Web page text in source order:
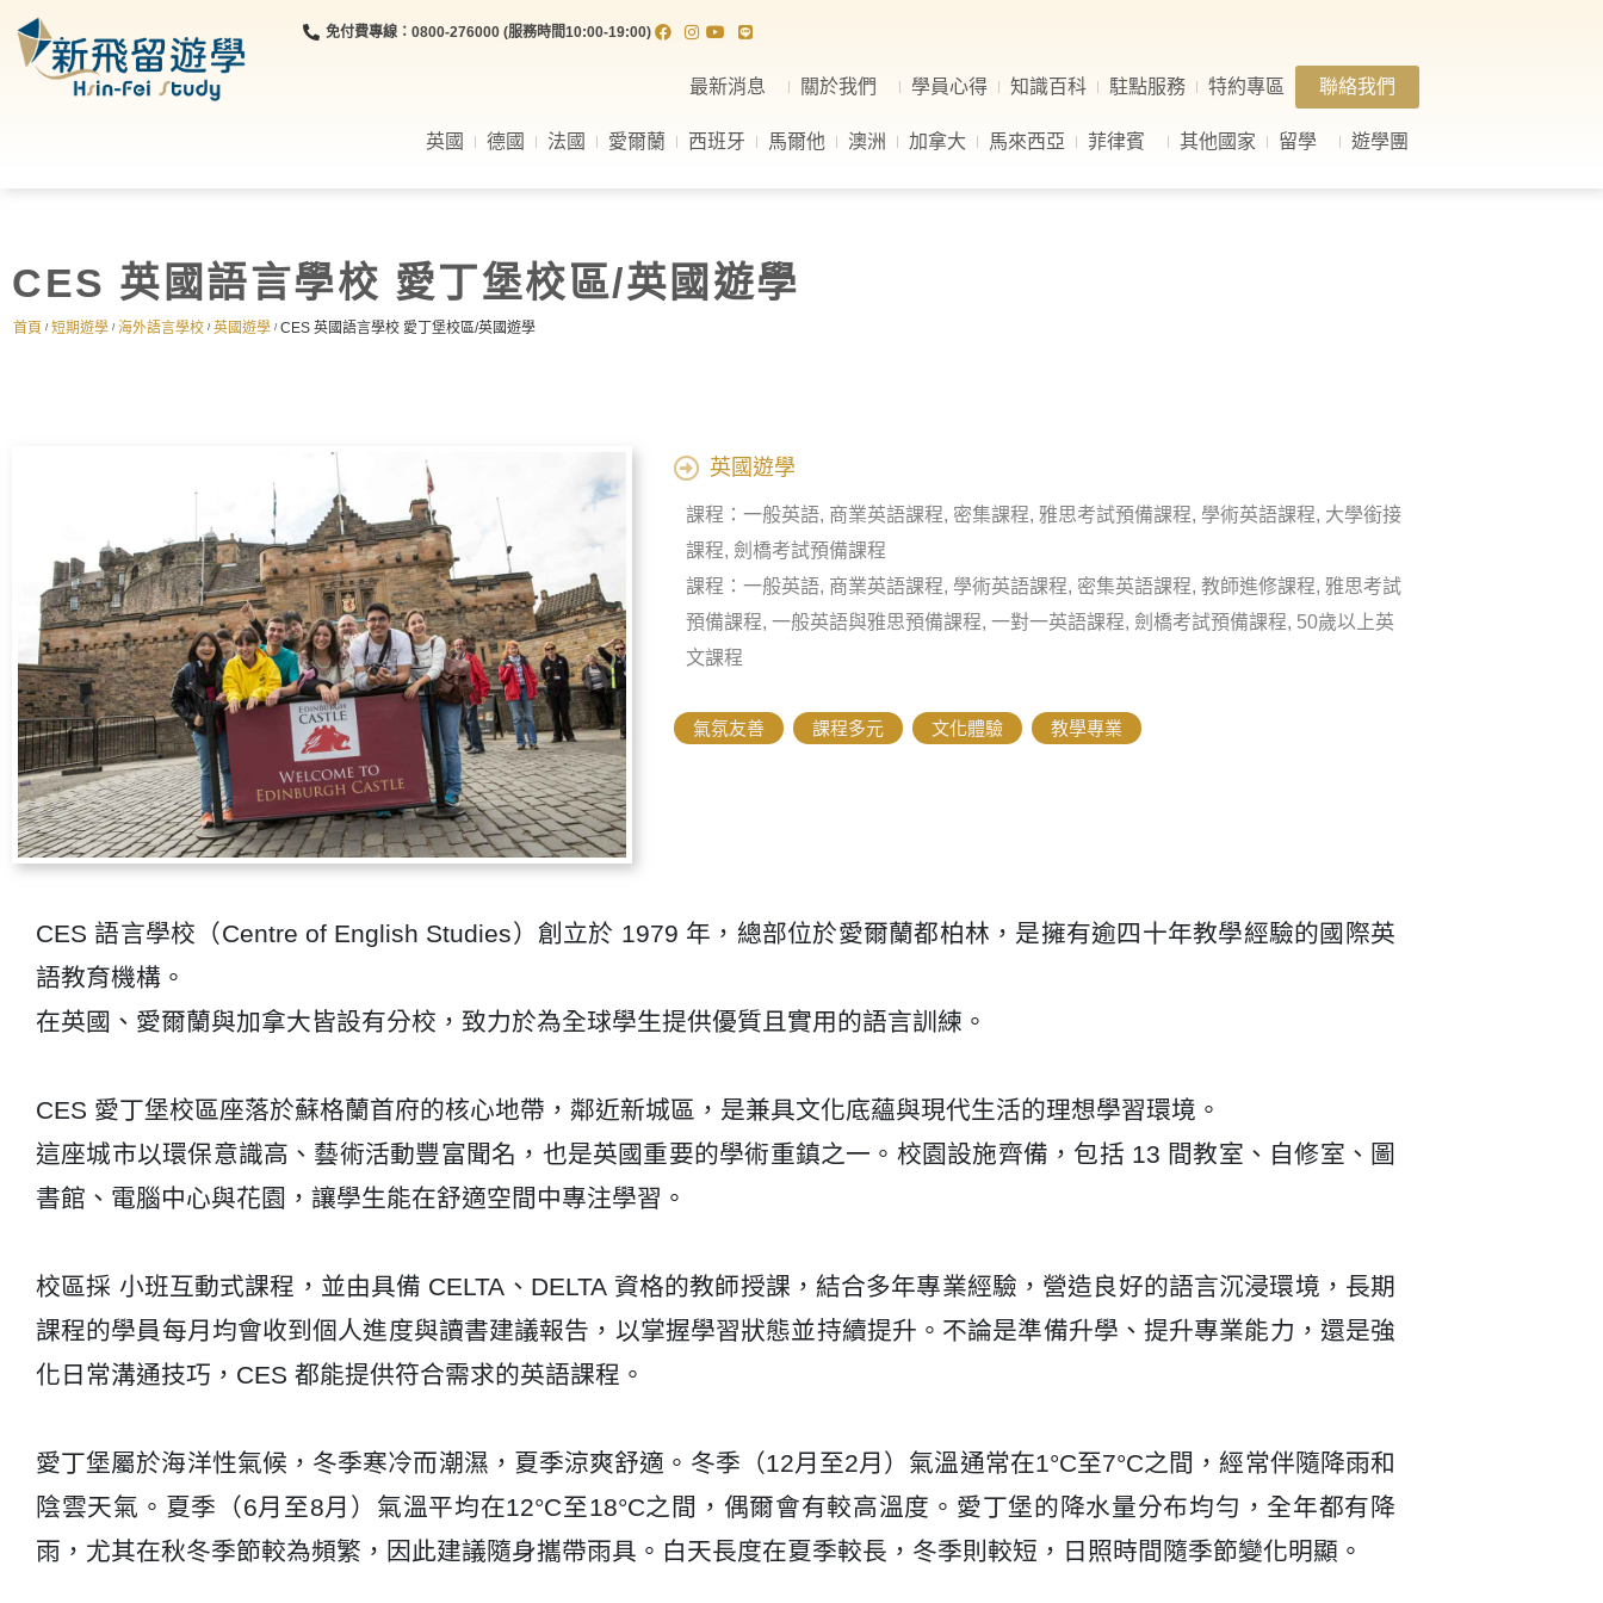
免付費專線：0800-276000 (服務時間10:00-19:00)
最新消息 關於我們 學員心得 知識百科 駐點服務 特約專區 聯絡我們
英國 德國 法國 愛爾蘭 西班牙 馬爾他 澳洲 加拿大 馬來西亞 菲律賓 其他國家 留學 遊學團
CES 英國語言學校 愛丁堡校區/英國遊學
首頁 / 短期遊學 / 海外語言學校 / 英國遊學 / CES 英國語言學校 愛丁堡校區/英國遊學
英國遊學
課程：一般英語, 商業英語課程, 密集課程, 雅思考試預備課程, 學術英語課程, 大學銜接
課程, 劍橋考試預備課程
課程：一般英語, 商業英語課程, 學術英語課程, 密集英語課程, 教師進修課程, 雅思考試
預備課程, 一般英語與雅思預備課程, 一對一英語課程, 劍橋考試預備課程, 50歲以上英
文課程
氣氛友善 課程多元 文化體驗 教學專業
CES 語言學校（Centre of English Studies）創立於 1979 年，總部位於愛爾蘭都柏林，是擁有逾四十年教學經驗的國際英
語教育機構。
在英國、愛爾蘭與加拿大皆設有分校，致力於為全球學生提供優質且實用的語言訓練。
CES 愛丁堡校區座落於蘇格蘭首府的核心地帶，鄰近新城區，是兼具文化底蘊與現代生活的理想學習環境。
這座城市以環保意識高、藝術活動豐富聞名，也是英國重要的學術重鎮之一。校園設施齊備，包括 13 間教室、自修室、圖
書館、電腦中心與花園，讓學生能在舒適空間中專注學習。
校區採 小班互動式課程，並由具備 CELTA、DELTA 資格的教師授課，結合多年專業經驗，營造良好的語言沉浸環境，長期
課程的學員每月均會收到個人進度與讀書建議報告，以掌握學習狀態並持續提升。不論是準備升學、提升專業能力，還是強
化日常溝通技巧，CES 都能提供符合需求的英語課程。
愛丁堡屬於海洋性氣候，冬季寒冷而潮濕，夏季涼爽舒適。冬季（12月至2月）氣溫通常在1°C至7°C之間，經常伴隨降雨和
陰雲天氣。夏季（6月至8月）氣溫平均在12°C至18°C之間，偶爾會有較高溫度。愛丁堡的降水量分布均勻，全年都有降
雨，尤其在秋冬季節較為頻繁，因此建議隨身攜帶雨具。白天長度在夏季較長，冬季則較短，日照時間隨季節變化明顯。